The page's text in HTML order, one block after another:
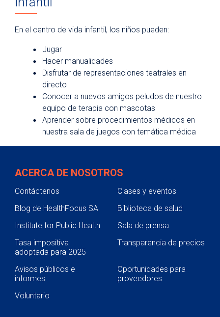
En el centro de vida infantil, los niños pueden:
Jugar
Hacer manualidades
Disfrutar de representaciones teatrales en
directo
Conocer a nuevos amigos peludos de nuestro
equipo de terapia con mascotas
Aprender sobre procedimientos médicos en
nuestra sala de juegos con temática médica
ACERCA DE NOSOTROS
Contáctenos
Clases y eventos
Blog de HealthFocus SA
Biblioteca de salud
Institute for Public Health
Sala de prensa
Tasa impositiva
adoptada para 2025
Transparencia de precios
Avisos públicos e
informes
Oportunidades para
proveedores
Voluntario